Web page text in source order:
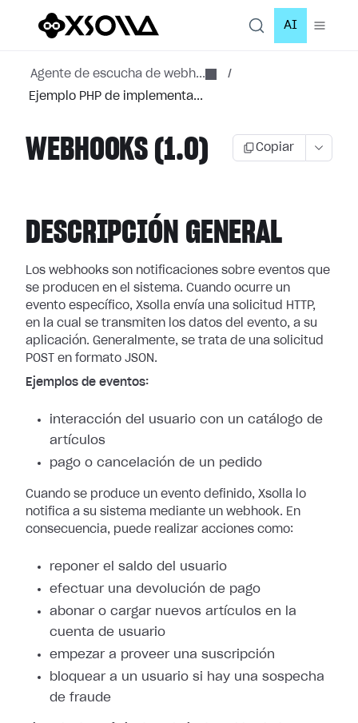
AI
Agente de escucha de webh...
/
Ejemplo PHP de implementa...
WEBHOOKS (1.0) Copiar
DESCRIPCIÓN GENERAL
Los webhooks son notificaciones sobre eventos que
se producen en el sistema. Cuando ocurre un
evento específico, Xsolla envía una solicitud HTTP,
en la cual
se transmiten los datos del evento, a su
aplicación. Generalmente, se trata de una solicitud
POST en formato JSON.
Ejemplos de eventos:
interacción del usuario con un catálogo de
artículos
pago o cancelación de un pedido
Cuando se produce un evento definido, Xsolla lo
notifica a su sistema mediante un webhook. En
consecuencia, puede realizar acciones como:
reponer el saldo del usuario
efectuar una devolución de pago
abonar o cargar nuevos artículos en la
cuenta de usuario
empezar a proveer una suscripción
bloquear a un usuario si hay una sospecha
de fraude